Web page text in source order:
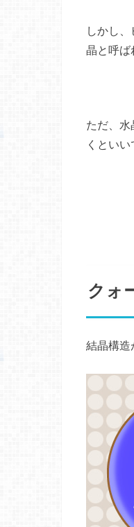
しかし
晶と呼ば
ただ、
くといい
クォ
結晶構造